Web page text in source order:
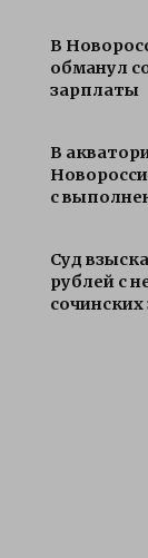
В
обманул
зарплаты
В
с
Суд
рублей с